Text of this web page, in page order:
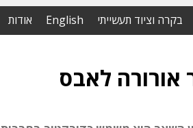
בקרה וציוד תעשייתי English אודות
אורורה לאבס